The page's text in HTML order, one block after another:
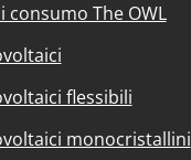
The OWL
flessibili
monocristallini